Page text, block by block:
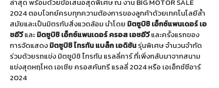
2024 ตอบโจทย์ครบทุกความต้องการของลูกค้าด้วยเทคโนโลยีล้ำ
สมัยและเป็นมิตรกับสิ่งแวดล้อม นำโดย มิตซูบิชิเอ็กซ์แพนเดอร์เอ
ชอีวีและมิตซูบิชิเอ็กซ์แพนเดอร์ครอสเอชอีวีและครั้งแรกของ
การจัดแสดงมิตซูบิชิไทรทันแบล็กเอดิชันรุ่นพิเศษ จำนวนจำกัด
ร่วมด้วยรถแข่งมิตซูบิชิ ไทรทัน แรลลี่คาร์ ที่เพิ่งกลับมาจากสนาม
แข่งสุดหฤโหด เอเชีย ครอสคันทรี แรลลี่ 2024 หรือ เอเอ็กซ์ซีอาร์
2024